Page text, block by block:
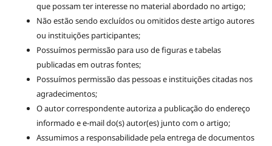
que possam ter interesse no material abordado no artigo;
Não estão sendo excluídos ou omitidos deste artigo autores
ou instituições participantes;
Possuímos permissão para uso de figuras e tabelas
publicadas em outras fontes;
Possuímos permissão das pessoas e instituições citadas nos
agradecimentos;
O autor correspondente autoriza a publicação do endereço
informado e e-mail do(s) autor(es) junto com o artigo;
Assumimos a responsabilidade pela entrega de documentos